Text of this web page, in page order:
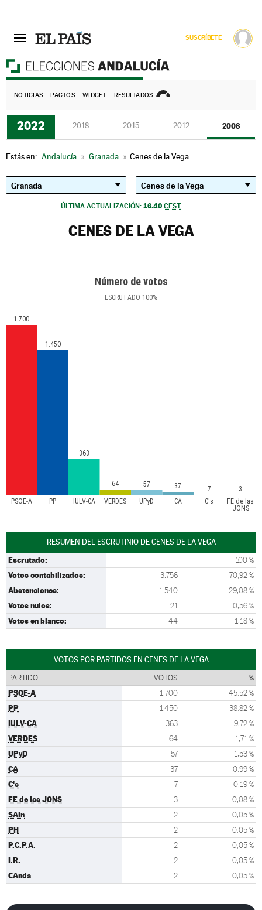
SUSCRÍBETE
NOTICIAS PACTOS WIDGET RESULTADOS
2022 2018 2015 2012 2008
Estás en: Andalucía » Granada » Cenes de la Vega
ÚLTIMA ACTUALIZACIÓN: 16.40 CEST
CENES DE LA VEGA
Número de votos
ESCRUTADO 100%
PSOE-A PP IULV-CA VERDES UPyD CA C's
FE de las
JONS
1.700
1.450
363
64 57 37 7 3
RESUMEN DEL ESCRUTINIO DE CENES DE LA VEGA
Escrutado: 100 %
Votos contabilizados: 3.756 70,92 %
Abstenciones: 1.540 29,08 %
Votos nulos: 21 0,56 %
Votos en blanco: 44 1,18 %
VOTOS POR PARTIDOS EN CENES DE LA VEGA
PARTIDO VOTOS %
PSOE-A 1.700 45,52 %
PP 1.450 38,82 %
IULV-CA 363 9,72 %
VERDES 64 1,71 %
UPyD 57 1,53 %
CA 37 0,99 %
C's 7 0,19 %
FE de las JONS 3 0,08 %
SAIn 2 0,05 %
PH 2 0,05 %
P.C.P.A. 2 0,05 %
I.R. 2 0,05 %
CAnda 2 0,05 %